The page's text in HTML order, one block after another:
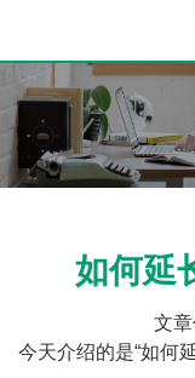
如何延
文
今天介绍的是“如何